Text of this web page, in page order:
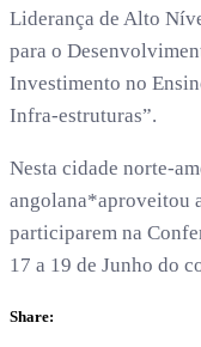
Liderança de Alto
para o
Investimento no
Infra-estruturas”.
Nesta cidade norte-
angolana*aproveitou
participarem na
17 a 19 de Junho do
Share: